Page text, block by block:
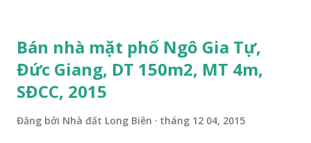
https://thachban.wordpress.com/danh-sach-nha-dat-ban-
tai-thach-ban-thang-11-2015/
Bán nhà mặt phố Ngô Gia Tự,
Đức Giang, DT 150m2, MT 4m,
SĐCC, 2015
Đăng bởi Nhà đất Long Biên tháng 12 04, 2015